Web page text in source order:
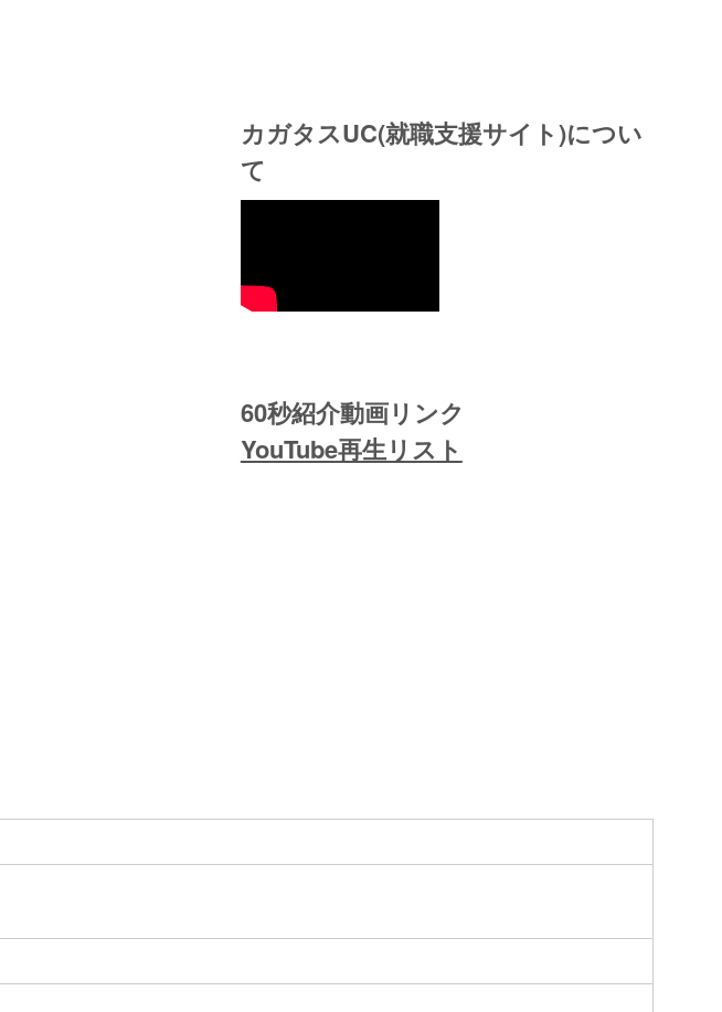
カガタスUC(就職支援サイト)につい
て
60秒紹介動画リンク
YouTube再生リスト